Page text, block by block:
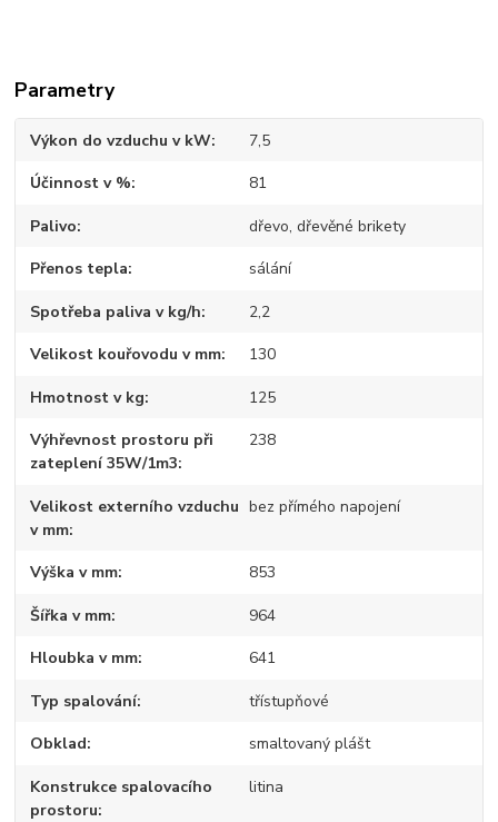
Parametry
Výkon do vzduchu v kW 7,5
Účinnost v % 81
Palivo dřevo, dřevěné brikety
Přenos tepla sálání
Spotřeba paliva v kg/h 2,2
Velikost kouřovodu v mm 130
Hmotnost v kg 125
Výhřevnost prostoru při
zateplení 35W/1m3
238
Velikost externího vzduchu
v mm
bez přímého napojení
Výška v mm 853
Šířka v mm 964
Hloubka v mm 641
Typ spalování třístupňové
Obklad smaltovaný plášt
Konstrukce spalovacího
prostoru
litina